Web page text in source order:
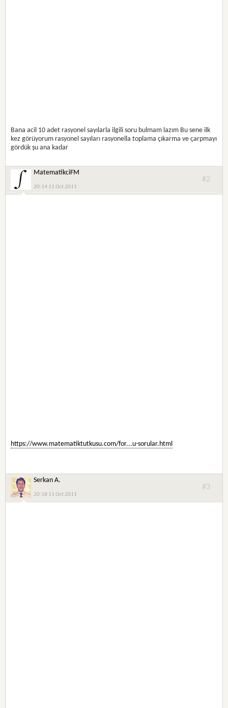
Bana acil 10 adet rasyonel sayılarla ilgili soru bulmam lazım Bu sene ilk
kez görüyorum rasyonel sayıları rasyonella toplama çıkarma ve çarpmayı
gördük şu ana kadar
MatematikciFM
20:14 11 Oct 2011
#2
https://www.matematiktutkusu.com/for...u-sorular.html
Serkan A.
20:18 11 Oct 2011
#3